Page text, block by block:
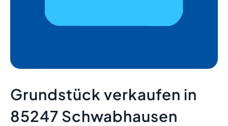
Grundstück verkaufen in
85247 Schwabhausen